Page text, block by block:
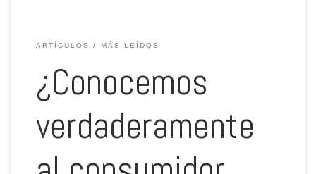
ARTÍCULOS MÁS LEÍDOS
¿Conocemos
verdaderamente